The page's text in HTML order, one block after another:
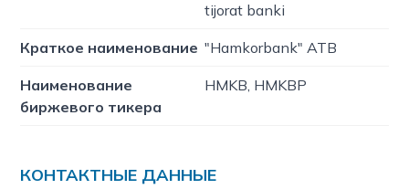
tijorat banki
Краткое наименование "Hamkorbank" ATB
Наименование
биржевого тикера
HMKB, HMKBP
КОНТАКТНЫЕ ДАННЫЕ